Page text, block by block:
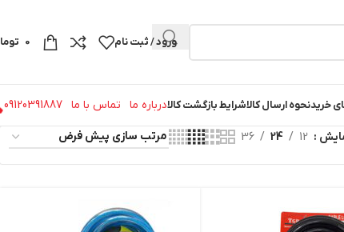
ورود / ثبت نام 0
خریدنحوه ارسال کالاشرایط بازگشت کالادرباره ما تماس با ما 09120391887
12
24
36